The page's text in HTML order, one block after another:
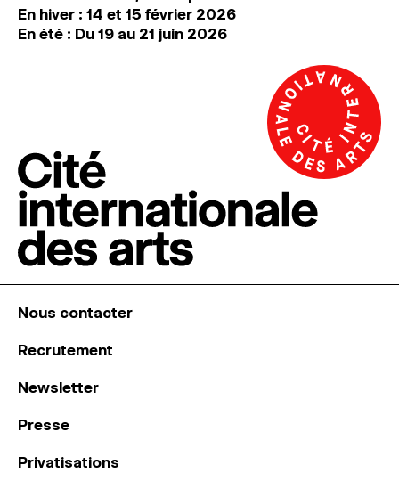
En hiver : 14 et 15 février 2026
En été : Du 19 au 21 juin 2026
Nous contacter
Recrutement
Newsletter
Presse
Privatisations